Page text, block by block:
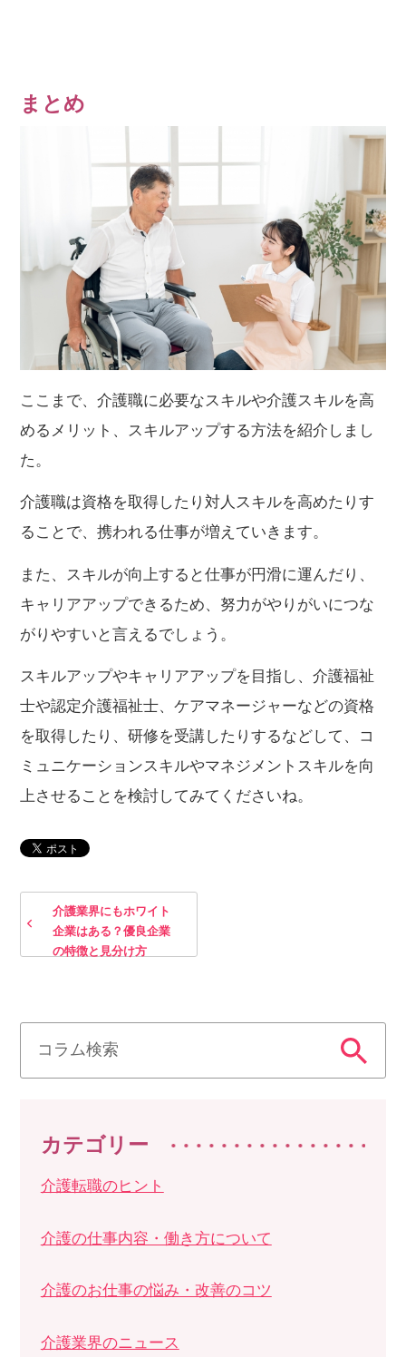
まとめ
ここまで、介護職に必要なスキルや介護スキルを高
めるメリット、スキルアップする方法を紹介しまし
た。
介護職は資格を取得したり対人スキルを高めたりす
ることで、携われる仕事が増えていきます。
また、スキルが向上すると仕事が円滑に運んだり、
キャリアアップできるため、努力がやりがいにつな
がりやすいと言えるでしょう。
スキルアップやキャリアアップを目指し、介護福祉
士や認定介護福祉士、ケアマネージャーなどの資格
を取得したり、研修を受講したりするなどして、コ
ミュニケーションスキルやマネジメントスキルを向
上させることを検討してみてくださいね。
介護業界にもホワイト
企業はある？優良企業
の特徴と見分け方
カテゴリー
介護転職のヒント
介護の仕事内容・働き方について
介護のお仕事の悩み・改善のコツ
介護業界のニュース